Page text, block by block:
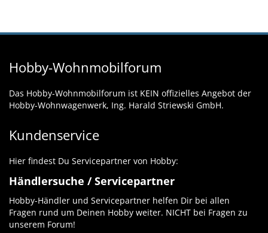
Hobby-Wohnmobilforum
Das Hobby-Wohnmobilforum ist KEIN offizielles Angebot der
Hobby-Wohnwagenwerk, Ing. Harald Striewski GmbH.
Kundenservice
Hier findest Du Servicepartner von Hobby:
Händlersuche / Servicepartner
Hobby-Händler und Servicepartner helfen Dir bei allen
Fragen rund um Deinen Hobby weiter. NICHT bei Fragen zu
unserem Forum!